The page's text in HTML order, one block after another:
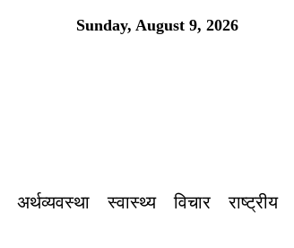
Sunday, August 9, 2026
अर्थव्यवस्था स्वास्थ्य विचार राष्ट्रीय